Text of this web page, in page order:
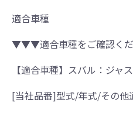
適合車種
▼▼▼適合車種をご確認く
【適合車種】スバル：ジャ
[当社品番]型式/年式/その他